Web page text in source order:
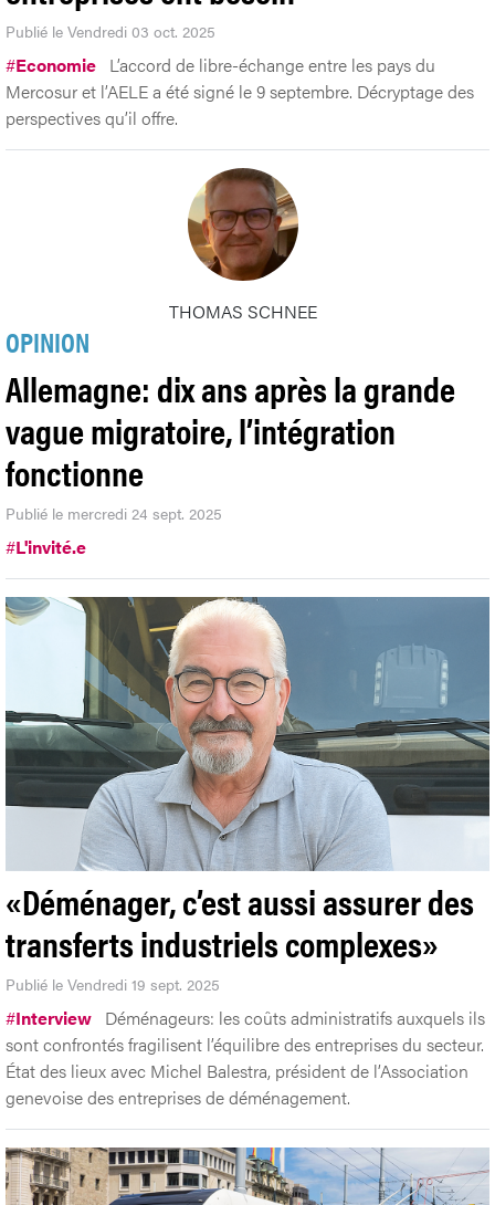
Publié le Vendredi 03 oct. 2025
#Economie L’accord de libre-échange entre les pays du
Mercosur et l’AELE a été signé le 9 septembre. Décryptage des
perspectives qu’il offre.
THOMAS SCHNEE
OPINION
Allemagne: dix ans après la grande
vague migratoire, l’intégration
fonctionne
Publié le mercredi 24 sept. 2025
#L'invité.e
«Déménager, c’est aussi assurer des
transferts industriels complexes»
Publié le Vendredi 19 sept. 2025
#Interview Déménageurs: les coûts administratifs auxquels ils
sont confrontés fragilisent l’équilibre des entreprises du secteur.
État des lieux avec Michel Balestra, président de l’Association
genevoise des entreprises de déménagement.